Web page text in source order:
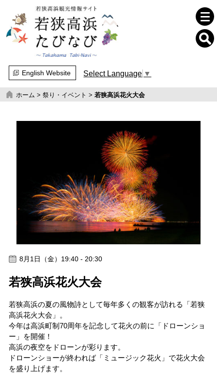
English Website Select Language ▼
ホーム >祭り・イベント >若狭高浜花火大会
8月1日（金）19:40 - 20:30
若狭高浜花火大会
若狭高浜の夏の風物詩として毎年多くの観客が訪れる「若狭
高浜花火大会」。
今年は高浜町制70周年を記念して花火の前に「ドローンショ
ー」を開催！
高浜の夜空をドローンが彩ります。
ドローンショーが終われば「ミュージック花火」で花火大会
を盛り上げます。